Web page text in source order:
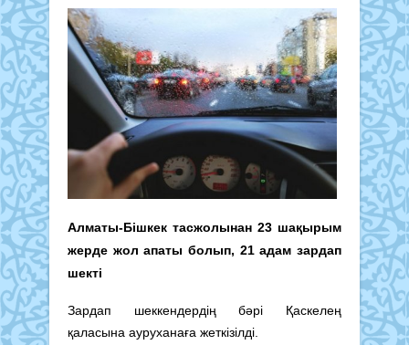
Алматы-Бішкек тасжолынан 23 шақырым
жерде жол апаты болып, 21 адам зардап
шекті
Зардап шеккендердің бәрі Қаскелең
қаласына ауруханаға жеткізілді.